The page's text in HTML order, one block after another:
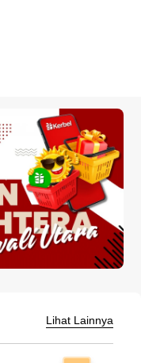
Lihat Lainnya